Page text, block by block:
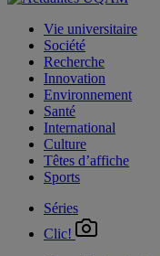
Vie universitaire
Société
Recherche
Innovation
Environnement
Santé
International
Culture
Têtes d’affiche
Sports
Séries
Clic!